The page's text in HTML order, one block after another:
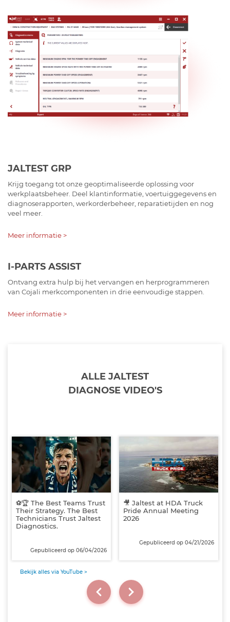
JALTEST GRP
Krijg toegang tot onze geoptimaliseerde oplossing voor
werkplaatsbeheer. Deel klantinformatie, voertuiggegevens en
diagnoserapporten, werkorderbeheer, reparatietijden en nog
veel meer.
Meer informatie >
I-PARTS ASSIST
Ontvang extra hulp bij het vervangen en herprogrammeren
van Cojali merkcomponenten in drie eenvoudige stappen.
Meer informatie >
ALLE JALTEST
DIAGNOSE VIDEO'S
⚽🏆 The Best Teams Trust
Their Strategy. The Best
Technicians Trust Jaltest
Diagnostics.
Gepubliceerd op 06/04/2026
🎥 Jaltest at HDA Truck
Pride Annual Meeting
2026
Gepubliceerd op 04/21/2026
Bekijk alles via YouTube >